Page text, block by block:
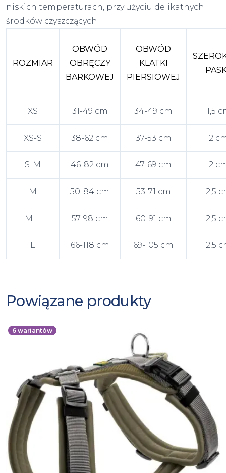
niskich temperaturach, przy użyciu delikatnych
środków czyszczących.
ROZMIAR
OBWÓD
OBRĘCZY
BARKOWEJ
OBWÓD
KLATKI
PIERSIOWEJ
XS 31-49 cm 34-49 cm 1,5
XS-S 38-62 cm 37-53 cm 2
S-M 46-82 cm 47-69 cm 2
M 50-84 cm 53-71 cm 2,5
M-L 57-98 cm 60-91 cm 2,5
L 66-118 cm 69-105 cm 2,5
Powiązane produkty
6 wariantów